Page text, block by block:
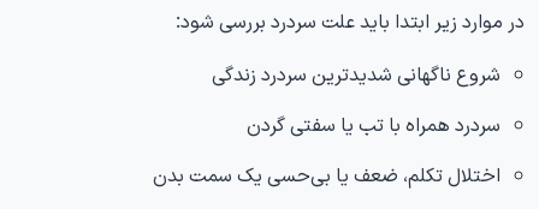
در موارد زیر ابتدا باید علت سردرد بررسی شود:
شروع ناگهانی شدیدترین سردرد زندگی
سردرد همراه با تب یا سفتی گردن
اختلال تکلم، ضعف یا بی‌حسی یک سمت بدن